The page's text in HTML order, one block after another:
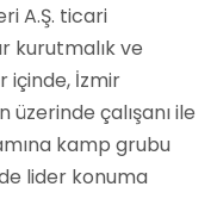
A.Ş. ticari
kurutmalık ve
içinde, İzmir
üzerinde çalışanı ile
kamp grubu
lider konuma